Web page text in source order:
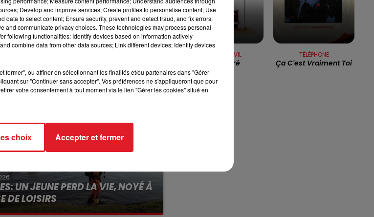
- 12h00 7h00 - 10h00
RDL WEEK-END
lez-Haubourdin au 03 20 07 17 03
UN JEUNE PERD LA VIE, NOYÉ À
DE LOISIRS
a coulé à pic
PHILIPPE LAVIL
Kolé Séré
TÉLÉPHONE
Ça C'est Vraiment Toi
Develop and improve services; Create profiles to personalise content; Use
data to select content; Ensure security, prevent and detect fraud, and fix errors;
and communicate privacy choices. These technologies may process personal
following functionalities: Identify devices based on information actively
combine data from other data sources; Link different devices; Identify devices
fermer", ou affiner en sélectionnant les finalités et/ou partenaires dans "Gérer
sur "Continuer sans accepter". Vos préférences ne s'appliqueront que pour
votre consentement à tout moment via le lien "Gérer les cookies" situé en
choix Accepter et fermer